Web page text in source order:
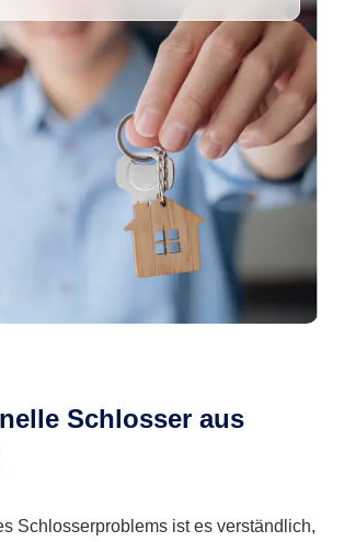
Schlosser aus
Schlosserproblems ist es verständlich,